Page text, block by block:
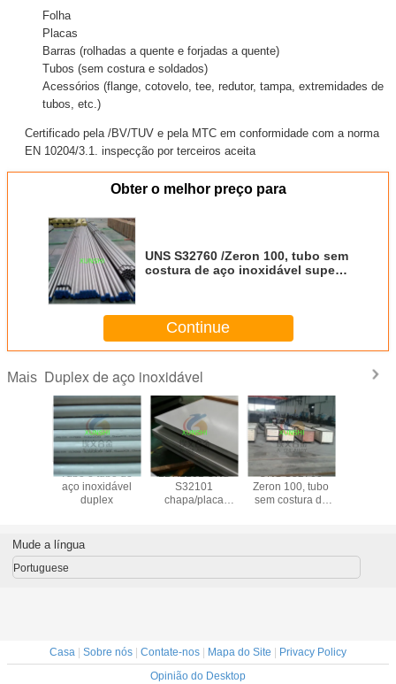
Folha
Placas
Barras (rolhadas a quente e forjadas a quente)
Tubos (sem costura e soldados)
Acessórios (flange, cotovelo, tee, redutor, tampa, extremidades de
tubos, etc.)
Certificado pela /BV/TUV e pela MTC em conformidade com a norma
EN 10204/3.1. inspecção por terceiros aceita
Obter o melhor preço para
UNS S32760 /Zeron 100, tubo sem
costura de aço inoxidável super
Continue
Mais Duplex de aço inoxidável
Tubo e tubo de
aço inoxidável
duplex
LDX2101 UNS
S32101
chapa/placa
UNS S32760
Zeron 100, tubo
sem costura de
Mude a língua
Portuguese
Casa | Sobre nós | Contate-nos | Mapa do Site | Privacy Policy
Opinião do Desktop